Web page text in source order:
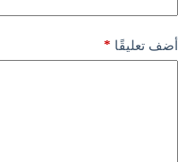
أضف تعليقًا *